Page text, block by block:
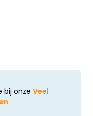
bij onze Veel